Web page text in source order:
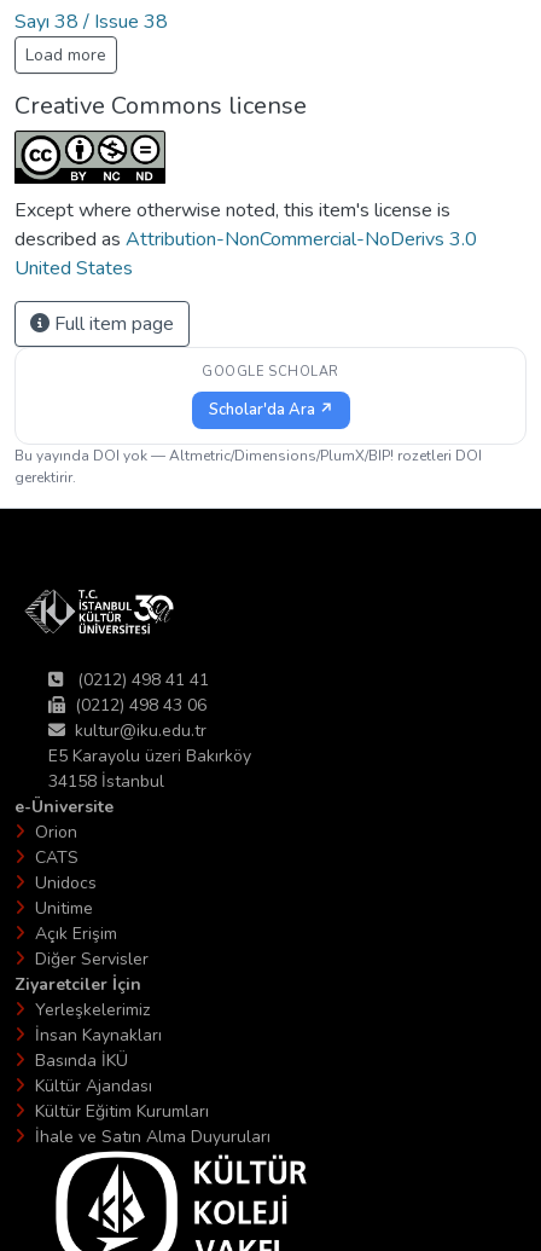
Sayı 38 / Issue 38
Load more
Creative Commons license
Except where otherwise noted, this item's license is
described as Attribution-NonCommercial-NoDerivs 3.0
United States
Full item page
GOOGLE SCHOLAR
Scholar'da Ara ↗
Bu yayında DOI yok — Altmetric/Dimensions/PlumX/BIP! rozetleri DOI
gerektirir.
(0212) 498 41 41
(0212) 498 43 06
kultur@iku.edu.tr
E5 Karayolu üzeri Bakırköy
34158 İstanbul
e-Üniversite
Orion
CATS
Unidocs
Unitime
Açık Erişim
Diğer Servisler
Ziyaretciler İçin
Yerleşkelerimiz
İnsan Kaynakları
Basında İKÜ
Kültür Ajandası
Kültür Eğitim Kurumları
İhale ve Satın Alma Duyuruları